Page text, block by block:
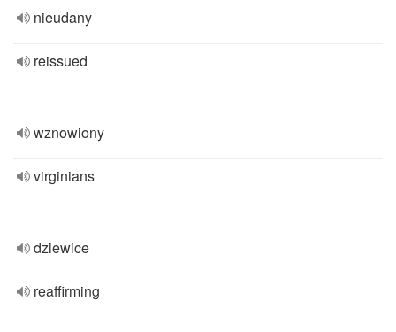
nieudany
reissued
wznowiony
virginians
dziewice
reaffirming